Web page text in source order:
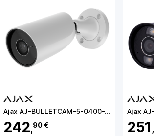
Ajax AJ-BULLETCAM-5-0400-W
242,90 € 251 ,